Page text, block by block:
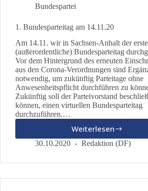
Bundespartei
1. Bundesparteitag am 14.11.20
Am 14.11. wir in Sachsen-Anhalt der erste
(außerordentliche) Bundesparteitag
Vor dem Hintergrund des erneuten
aus den Corona-Verordnungen sind
notwendig, um zukünftig Parteitage ohne
Anwesenheitspflicht durchführen zu
Zukünftig soll der Parteivorstand
können, einen virtuellen Bundesparteitag
durchzuführen.…
Weiterlesen
1.
14.11.20
30.10.2020 Redaktion (DF)